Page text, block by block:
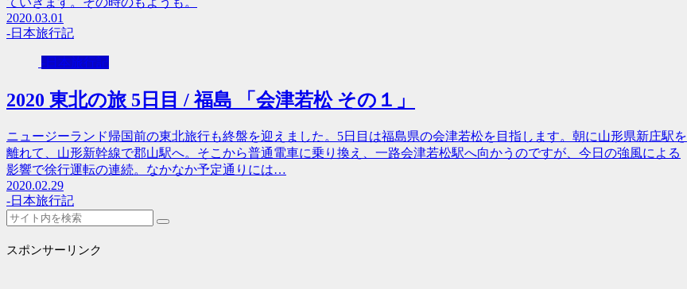
2020.03.01
-日本旅行記
-日本旅行記
2020 東北の旅 5日目 / 福島 「会津若松 その１」
ニュージーランド帰国前の東北旅行も終盤を迎えました。5日目は福島県の会津若松を目指します。朝に山形県新庄駅を
離れて、山形新幹線で郡山駅へ。そこから普通電車に乗り換え、一路会津若松駅へ向かうのですが、今日の強風による
影響で徐行運転の連続。なかなか予定通りには…
2020.02.29
-日本旅行記
スポンサーリンク